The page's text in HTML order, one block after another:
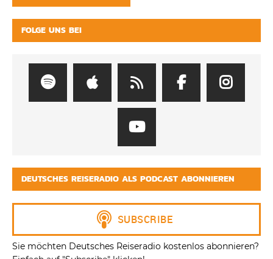
FOLGE UNS BEI
DEUTSCHES REISERADIO ALS PODCAST ABONNIEREN
Sie möchten Deutsches Reiseradio kostenlos abonnieren?